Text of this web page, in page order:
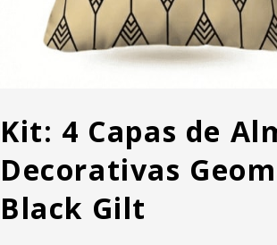
Kit: 4 Capas de
Decorativas
Black Gilt